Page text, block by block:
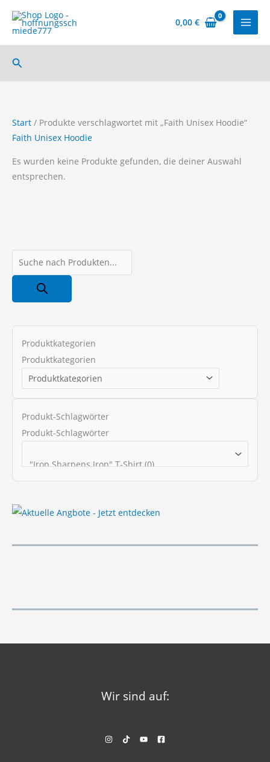
Inhalt
springen
0,00 €
Suchen
r
d
e
Produktkategorien
Produktkategorien
Produkt-Schlagwörter
Produkt-Schlagwörter
Start / Produkte verschlagwortet mit „Faith Unisex Hoodie“
Faith Unisex Hoodie
Es wurden keine Produkte gefunden, die deiner Auswahl
entsprechen.
Wir sind auf: